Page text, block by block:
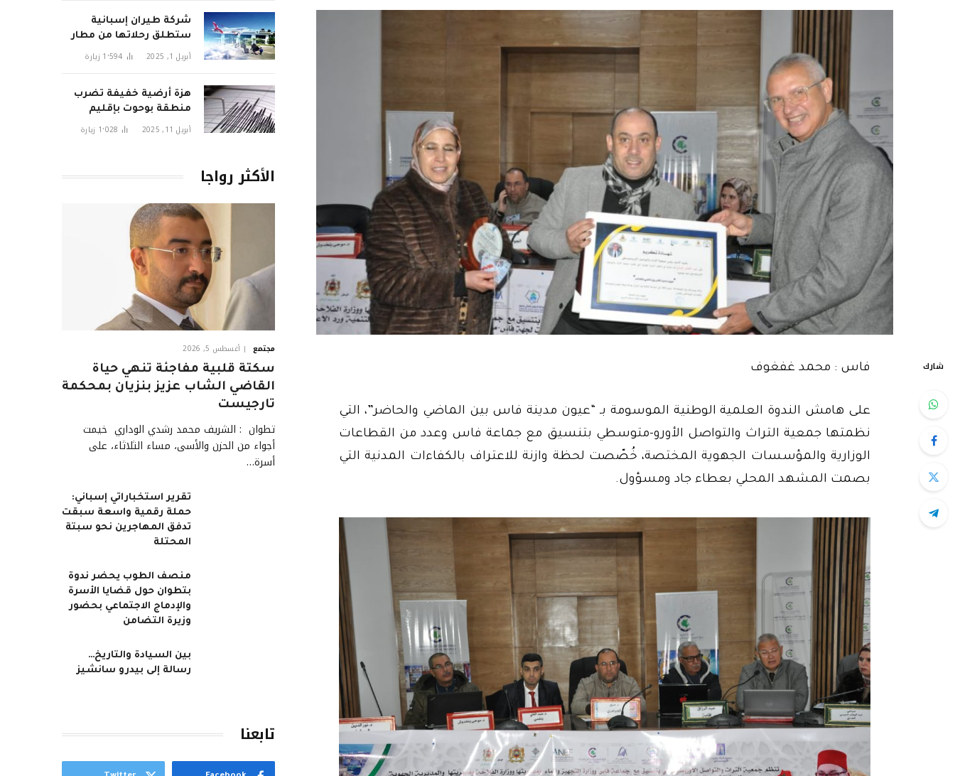
شارك فاس : محمد غفغوف
على هامش الندوة العلمية الوطنية الموسومة بـ “عيون مدينة فاس بين الماضي والحاضر”، التي
نظمتها جمعية التراث والتواصل الأورو-متوسطي بتنسيق مع جماعة فاس وعدد من القطاعات
الوزارية والمؤسسات الجهوية المختصة، خُصّصت لحظة وازنة للاعتراف بالكفاءات المدنية التي
بصمت المشهد المحلي بعطاء جاد ومسؤول.
شركة طيران إسبانية
ستطلق رحلاتها من مطار
تطوان سانية الرمل قريبا
أبريل 1, 2025 1٬594 زيارة
هزة أرضية خفيفة تضرب
منطقة بوحوت بإقليم
الحسيمة وتثير قلق
أبريل 11, 2025 1٬028 زيارة
الأكثر رواجا
مجتمع
أغسطس 5, 2026
سكتة قلبية مفاجئة تنهي حياة
القاضي الشاب عزيز بنزيان بمحكمة
تارجيست
تطوان : الشريف محمد رشدي الوداري خيمت
أجواء من الحزن والأسى، مساء الثلاثاء، على
أسرة…
تقرير استخباراتي إسباني:
حملة رقمية واسعة سبقت
تدفق المهاجرين نحو سبتة
المحتلة
منصف الطوب يحضر ندوة
بتطوان حول قضايا الأسرة
والإدماج الاجتماعي بحضور
وزيرة التضامن
بين السيادة والتاريخ…
رسالة إلى بيدرو سانشيز
تابعنا